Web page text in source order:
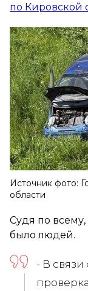
по Кировской
Источник фото:
области
Судя по
было людей.
- В связи